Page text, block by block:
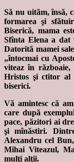
Să nu uităm, însă,
formarea şi
Biserică, mama
Sfînta Elena a dat
Datorită mamei
„întocmai cu
viteaz în
Hristos şi ctitor al
biserici.
Vă amintesc că
care după
pace, păzitori ai
şi mînăstiri.
Alexandru cel
Mihai Viteazul,
mulţi alţii.